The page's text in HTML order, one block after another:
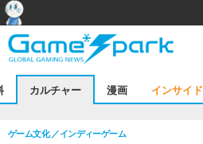
カルチャー 漫画 インサイド
ゲーム文化 インディーゲーム